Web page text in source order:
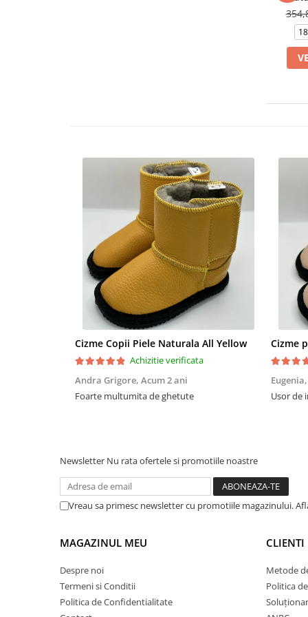
18
Cizme Copii Piele Naturala All Yellow
Achizitie verificata
Andra Grigore, Acum 2 ani
Foarte multumita de ghetute
Eugenia,
Usor de
Newsletter Nu rata ofertele si promotiile noastre
Vreau sa primesc newsletter cu promotiile magazinului.
MAGAZINUL MEU
Despre noi
Termeni si Conditii
Politica de Confidentialitate
CLIENTI
Metode
Politica